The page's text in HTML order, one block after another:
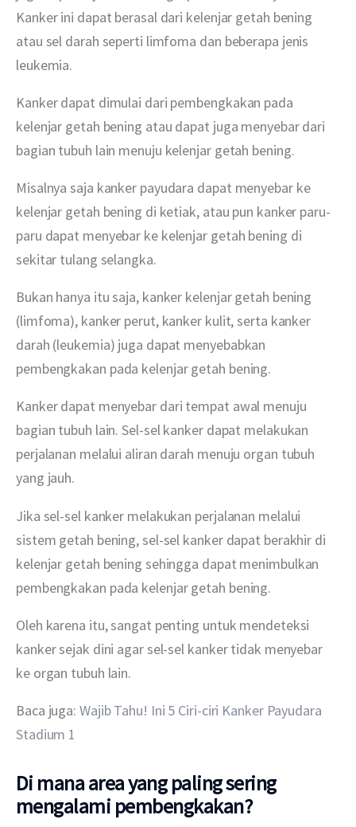
Kanker ini dapat berasal dari kelenjar getah bening
atau sel darah seperti limfoma dan beberapa jenis
leukemia.
Kanker dapat dimulai dari pembengkakan pada
kelenjar getah bening atau dapat juga menyebar dari
bagian tubuh lain menuju kelenjar getah bening.
Misalnya saja kanker payudara dapat menyebar ke
kelenjar getah bening di ketiak, atau pun kanker paru-
paru dapat menyebar ke kelenjar getah bening di
sekitar tulang selangka.
Bukan hanya itu saja, kanker kelenjar getah bening
(limfoma), kanker perut, kanker kulit, serta kanker
darah (leukemia) juga dapat menyebabkan
pembengkakan pada kelenjar getah bening.
Kanker dapat menyebar dari tempat awal menuju
bagian tubuh lain. Sel-sel kanker dapat melakukan
perjalanan melalui aliran darah menuju organ tubuh
yang jauh.
Jika sel-sel kanker melakukan perjalanan melalui
sistem getah bening, sel-sel kanker dapat berakhir di
kelenjar getah bening sehingga dapat menimbulkan
pembengkakan pada kelenjar getah bening.
Oleh karena itu, sangat penting untuk mendeteksi
kanker sejak dini agar sel-sel kanker tidak menyebar
ke organ tubuh lain.
Baca juga: Wajib Tahu! Ini 5 Ciri-ciri Kanker Payudara
Stadium 1
Di mana area yang paling sering
mengalami pembengkakan?